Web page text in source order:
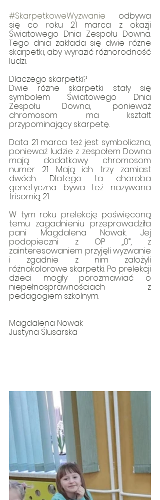
#SkarpetkoweWyzwanie odbywa
się co roku 21 marca z okazji
Światowego Dnia Zespołu Downa.
Tego dnia zakłada się dwie różne
skarpetki, aby wyrazić różnorodność
ludzi.
Dlaczego skarpetki?
Dwie różne skarpetki stały się
symbolem Światowego Dnia
Zespołu Downa, ponieważ
chromosom ma kształt
przypominający skarpetę.
Data 21 marca też jest symboliczna,
ponieważ ludzie z zespołem Downa
mają dodatkowy chromosom
numer 21. Mają ich trzy zamiast
dwóch. Dlatego ta choroba
genetyczna bywa też nazywana
trisomią 21.
W tym roku prelekcję poświęconą
temu zagadnieniu przeprowadziła
pani Magdalena Nowak. Jej
podopieczni z OP „0”, z
zainteresowaniem przyjęli wyzwanie
i zgadnie z nim założyli
różnokolorowe skarpetki. Po prelekcji
dzieci mogły porozmawiać o
niepełnosprawnościach z
pedagogiem szkolnym.
Magdalena Nowak
Justyna Ślusarska